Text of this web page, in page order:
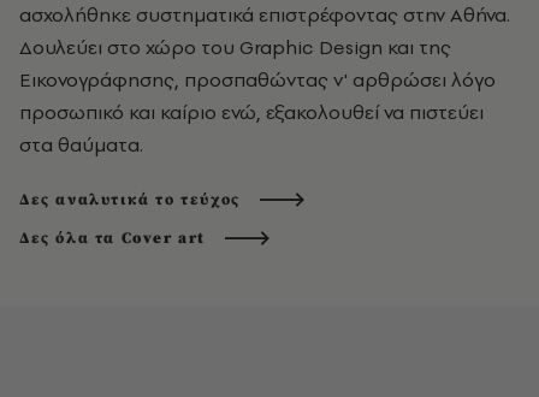
ασχολήθηκε συστηματικά επιστρέφοντας στην Αθήνα.
Δουλεύει στο χώρο του Graphic Design και της
Εικονογράφησης, προσπαθώντας ν' αρθρώσει λόγο
προσωπικό και καίριο ενώ, εξακολουθεί να πιστεύει
στα θαύματα.
Δες αναλυτικά το τεύχος
Δες όλα τα Cover art